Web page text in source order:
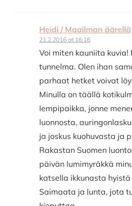
Heidi / Maailman äärellä
21.2.2016 at 16:16
Voi miten kauniita kuvia!
tunnelma. Olen ihan
parhaat hetket voivat
Minulla on täällä
lempipaikka, jonne
luonnosta,
ja joskus kuohuvasta ja
Rakastan Suomen
päivän lumimyräkkä
katsella ikkunasta
Saimaata ja lunta, jota